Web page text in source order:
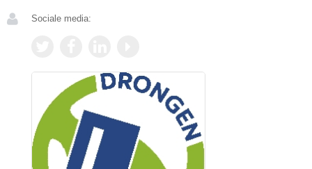
Sociale media: